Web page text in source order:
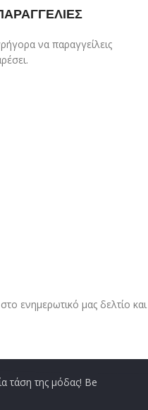
να παραγγείλεις
ενημερωτικό μας δελτίο
τάση της μόδας! Be